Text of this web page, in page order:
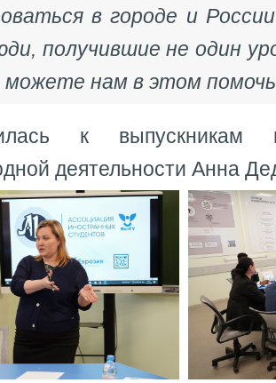
в городе и
получившие не один
можете нам в этом
к выпускникам
деятельности Анна